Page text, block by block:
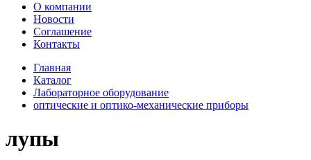
О компании
Новости
Соглашение
Контакты
Главная
Каталог
Лабораторное оборудование
оптические и оптико-механические приборы
лупы